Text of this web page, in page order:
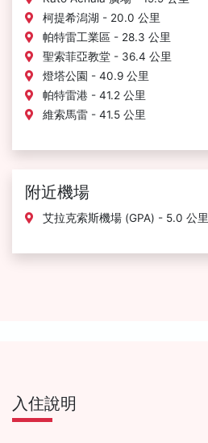
柯提希潟湖 - 20.0 公里
帕特雷工業區 - 28.3 公里
聖索菲亞教堂 - 36.4 公里
燈塔公園 - 40.9 公里
帕特雷港 - 41.2 公里
維索馬雷 - 41.5 公里
附近機場
艾拉克索斯機場 (GPA) - 5.0 公里
入住說明